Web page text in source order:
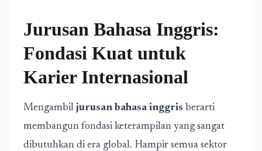
Jurusan Bahasa Inggris:
Fondasi Kuat untuk
Karier Internasional
Mengambil jurusan bahasa inggris berarti
membangun fondasi keterampilan yang sangat
dibutuhkan di era global. Hampir semua sektor